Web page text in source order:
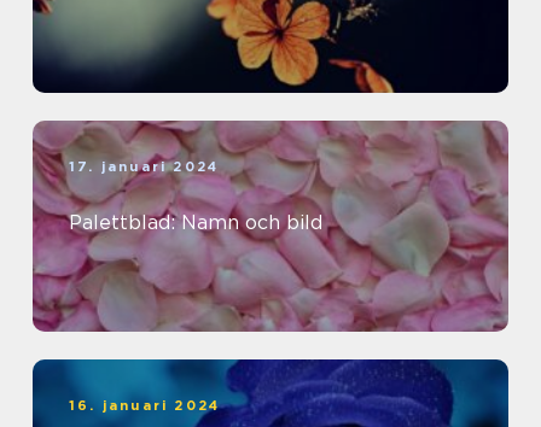
17. januari 2024
Palettblad: Namn och bild
16. januari 2024